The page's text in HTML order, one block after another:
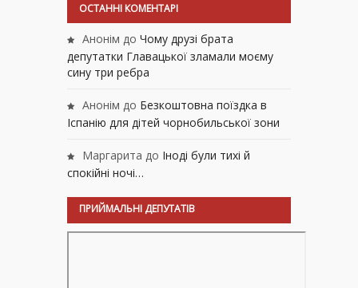
ОСТАННІ КОМЕНТАРІ
Анонім до Чому друзі брата
депутатки Главацької зламали моєму
сину три ребра
Анонім до Безкоштовна поїздка в
Іспанію для дітей чорнобильської зони
Маргарита до Іноді були тихі й
спокійні ночі…
ПРИЙМАЛЬНІ ДЕПУТАТІВ